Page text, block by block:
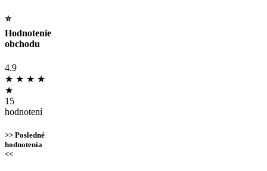
⭐
Hodnotenie
obchodu
4.9
★ ★ ★ ★
★
15
hodnotení
>> Posledné
hodnotenia
<<